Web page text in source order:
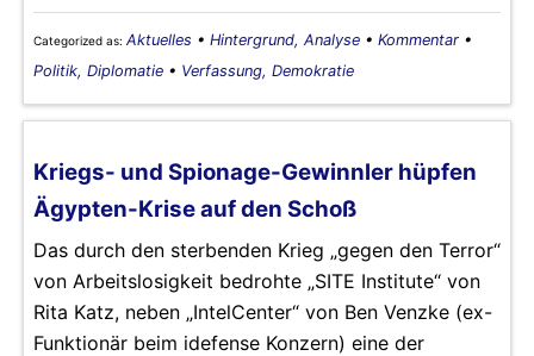
Categorized as: Aktuelles • Hintergrund, Analyse • Kommentar •
Politik, Diplomatie • Verfassung, Demokratie
Kriegs- und Spionage-Gewinnler hüpfen
Ägypten-Krise auf den Schoß
Das durch den sterbenden Krieg „gegen den Terror“
von Arbeitslosigkeit bedrohte „SITE Institute“ von
Rita Katz, neben „IntelCenter“ von Ben Venzke (ex-
Funktionär beim idefense Konzern) eine der